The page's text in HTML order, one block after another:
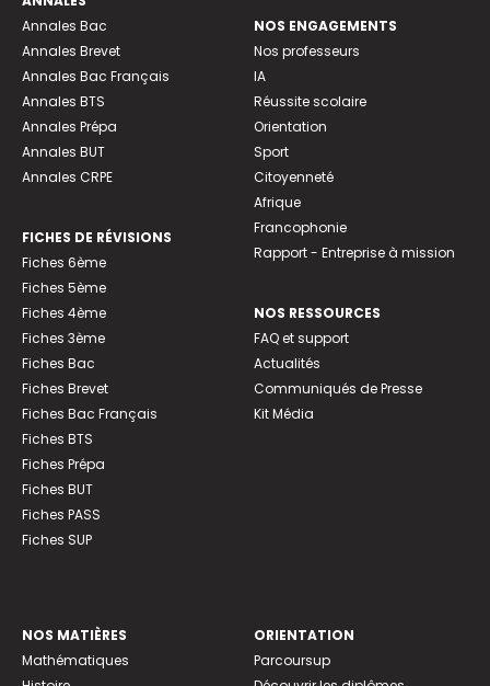
Annales Bac
Annales Brevet
Annales Bac Français
Annales BTS
Annales Prépa
Annales BUT
Annales CRPE
FICHES DE RÉVISIONS
Fiches 6ème
Fiches 5ème
Fiches 4ème
Fiches 3ème
Fiches Bac
Fiches Brevet
Fiches Bac Français
Fiches BTS
Fiches Prépa
Fiches BUT
Fiches PASS
Fiches SUP
NOS ENGAGEMENTS
Nos professeurs
IA
Réussite scolaire
Orientation
Sport
Citoyenneté
Afrique
Francophonie
Rapport - Entreprise à mission
NOS RESSOURCES
FAQ et support
Actualités
Communiqués de Presse
Kit Média
NOS MATIÈRES
Mathématiques
ORIENTATION
Parcoursup